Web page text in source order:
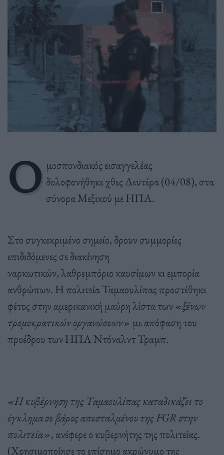
Ο μοσπονδιακός εισαγγελέας
δολοφονήθηκε χθες Δευτέρα (04/08), στα
σύνορα Μεξικού με ΗΠΑ.
Στο συγκεκριμένο σημείο, δρουν συμμορίες
επιδιδόμενες σε διακίνηση
ναρκωτικών, λαθρεμπόριο καυσίμων κι εμπορία
ανθρώπων. Η πολιτεία Ταμαουλίπας προστέθηκε
φέτος στην αμερικανική μαύρη λίστα των «ξένων
τρομοκρατικών οργανώσεων» με απόφαση του
προέδρου των ΗΠΑ Ντόναλντ Τραμπ.
«Η κυβέρνηση της Ταμαουλίπας καταδικάζει το
έγκλημα σε βάρος απεσταλμένου της FGR στην
πολιτεία», ανέφερε ο κυβερνήτης της πολιτείας.
(Χρησιμοποίησε το επίσημο ακρώνυμο της